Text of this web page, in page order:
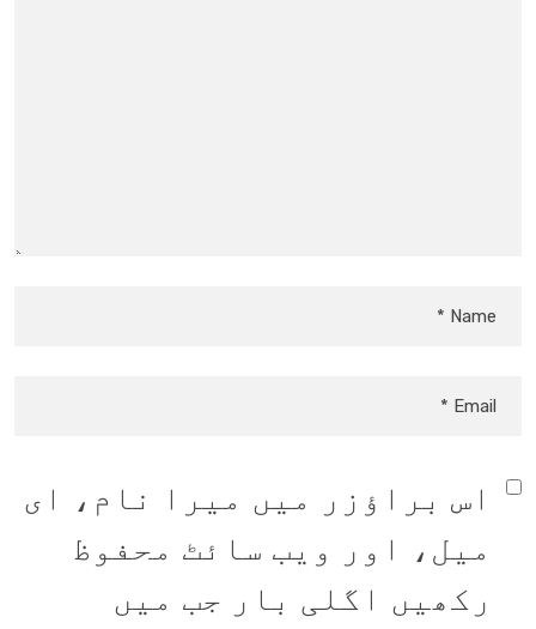
اس براؤزر میں میرا نام، ای
میل، اور ویب سائٹ محفوظ
رکھیں اگلی بار جب میں